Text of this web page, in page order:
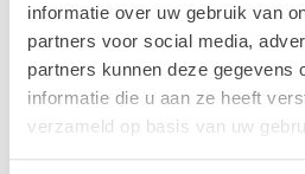
informatie over uw gebruik van
partners voor social media,
partners kunnen deze gegevens
informatie die u aan ze heeft
verzameld op basis van uw
Wandhoogte
251 cm
Oppervlakte (m2)
13.7 m2